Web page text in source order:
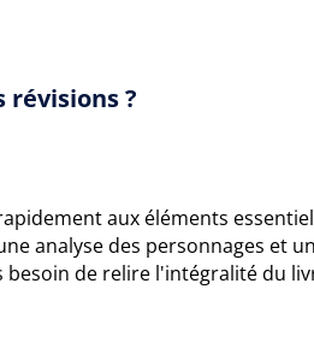
révisions ?
aux éléments
analyse des personnages et
de relire l'intégralité du